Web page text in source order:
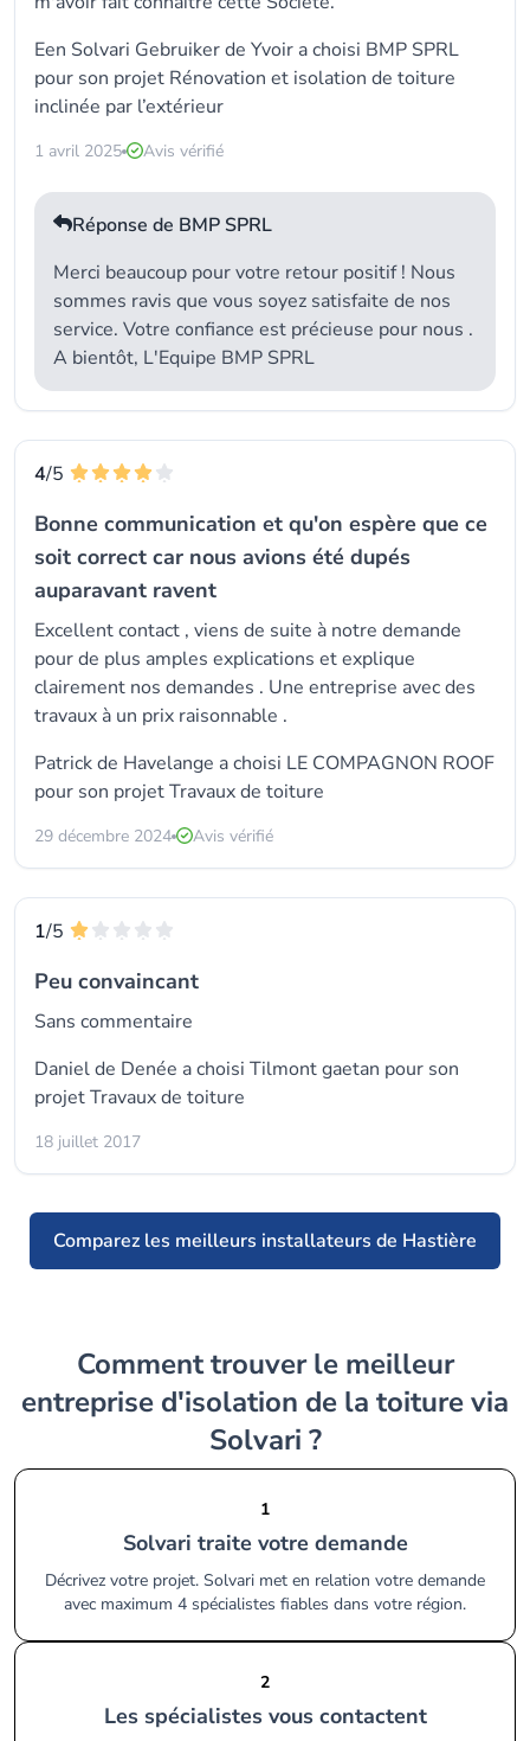
Een Solvari Gebruiker de Yvoir a choisi BMP SPRL
pour son projet Rénovation et isolation de toiture
inclinée par l’extérieur
1 avril 2025 Avis vérifié
Réponse de BMP SPRL
Merci beaucoup pour votre retour positif ! Nous
sommes ravis que vous soyez satisfaite de nos
service. Votre confiance est précieuse pour nous .
A bientôt, L'Equipe BMP SPRL
4/5
Bonne communication et qu'on espère que ce
soit correct car nous avions été dupés
auparavant ravent
Excellent contact , viens de suite à notre demande
pour de plus amples explications et explique
clairement nos demandes . Une entreprise avec des
travaux à un prix raisonnable .
Patrick de Havelange a choisi LE COMPAGNON ROOF
pour son projet Travaux de toiture
29 décembre 2024 Avis vérifié
1/5
Peu convaincant
Sans commentaire
Daniel de Denée a choisi Tilmont gaetan pour son
projet Travaux de toiture
18 juillet 2017
Comparez les meilleurs installateurs de Hastière
Comment trouver le meilleur
entreprise d'isolation de la toiture via
Solvari ?
1
Solvari traite votre demande
Décrivez votre projet. Solvari met en relation votre demande
avec maximum 4 spécialistes fiables dans votre région.
2
Les spécialistes vous contactent